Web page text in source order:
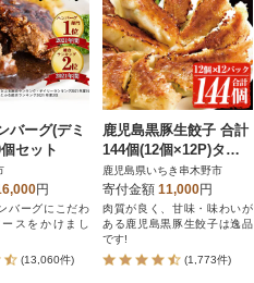
バーグ(デミ
セット
円
バーグにこだわ
スをかけまし
(13,060件)
鹿児島黒豚生餃子 合計
144個(12個×12P)タレ
付き!国産野菜使用
鹿児島県いちき串木野市
寄付金額 11,000円
肉質が良く、甘味・味わいが
ある鹿児島黒豚生餃子は逸品
です!
(1,773件)